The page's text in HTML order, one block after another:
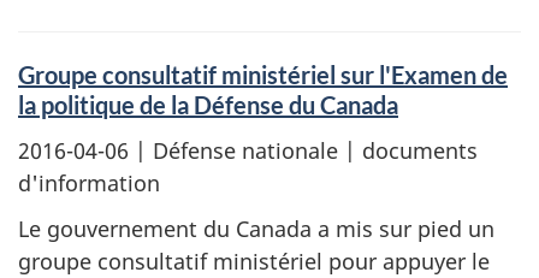
Groupe consultatif ministériel sur l'Examen de
la politique de la Défense du Canada
2016-04-06 | Défense nationale | documents
d'information
Le gouvernement du Canada a mis sur pied un
groupe consultatif ministériel pour appuyer le